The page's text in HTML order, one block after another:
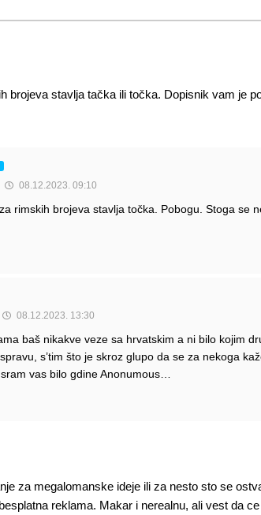
brojeva stavlja tačka ili točka. Dopisnik vam je
08.12.2023. 09:10
rimskih brojeva stavlja točka. Pobogu. Stoga se
08.12.2023. 13:30
baš nikakve veze sa hrvatskim a ni bilo kojim
s’tim što je skroz glupo da se za nekoga
vas bilo gdine Anonumous…
za megalomanske ideje ili za nesto sto se
reklama. Makar i nerealnu, ali vest da